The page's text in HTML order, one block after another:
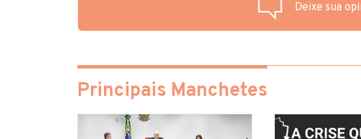
Deixe sua
Principais Manchetes